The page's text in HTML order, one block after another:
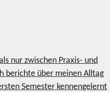
nur zwischen Praxis- und
berichte über meinen Alltag
Semester kennengelernt